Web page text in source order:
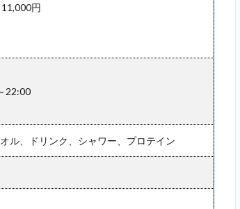
円
22:00
ル、ドリンク、シャワー、プロテイン